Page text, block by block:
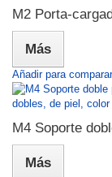
M2 Porta-
Más
Añadir para comparar
M4 Soporte
Más